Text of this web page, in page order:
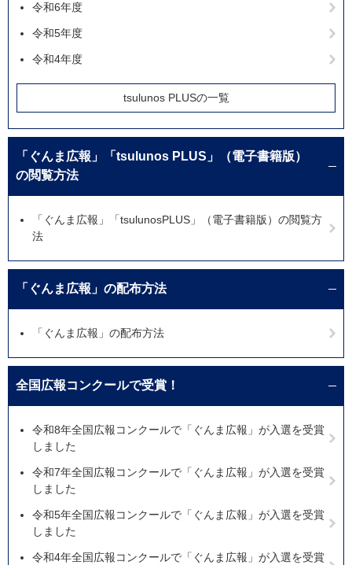
令和6年度
令和5年度
令和4年度
tsulunos PLUSの一覧
「ぐんま広報」「tsulunos PLUS」（電子書籍版）
の閲覧方法
「ぐんま広報」「tsulunosPLUS」（電子書籍版）の閲覧方
法
「ぐんま広報」の配布方法
「ぐんま広報」の配布方法
全国広報コンクールで受賞！
令和8年全国広報コンクールで「ぐんま広報」が入選を受賞
しました
令和7年全国広報コンクールで「ぐんま広報」が入選を受賞
しました
令和5年全国広報コンクールで「ぐんま広報」が入選を受賞
しました
令和4年全国広報コンクールで「ぐんま広報」が入選を受賞